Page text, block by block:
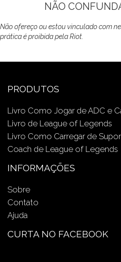
NÃO
Não ofereço ou estou vinculado com
prática é proibida pela Riot.
PRODUTOS
Livro Como Jogar de ADC e
Livro de League of Legends
Livro Como Carregar de
Coach de League of Legends
INFORMAÇÕES
Sobre
Contato
Ajuda
CURTA NO FACEBOOK